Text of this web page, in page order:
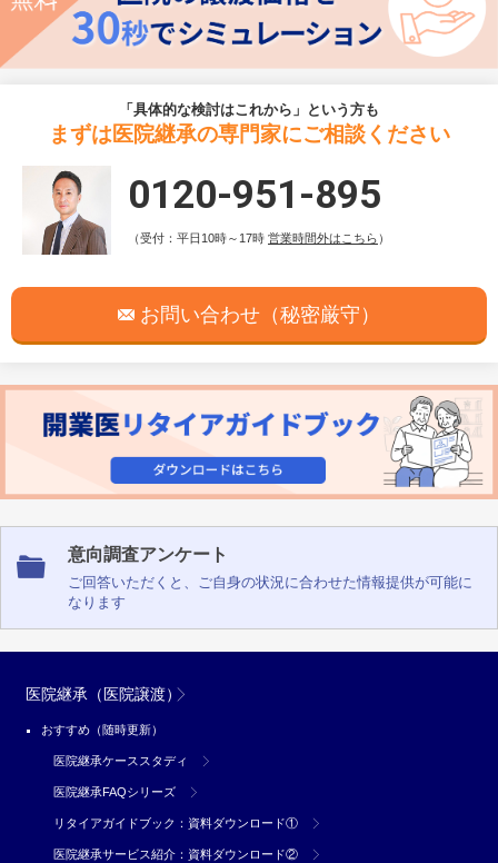
「具体的な検討はこれから」という方も
まずは医院継承の専門家にご相談ください
0120-951-895
（受付：平日10時～17時 営業時間外はこちら ）
お問い合わせ（秘密厳守）
意向調査アンケート
ご回答いただくと、ご自身の状況に合わせた情報提供が可能に
なります
医院継承（医院譲渡）
おすすめ（随時更新）
医院継承ケーススタディ
医院継承FAQシリーズ
リタイアガイドブック：資料ダウンロード①
医院継承サービス紹介：資料ダウンロード②